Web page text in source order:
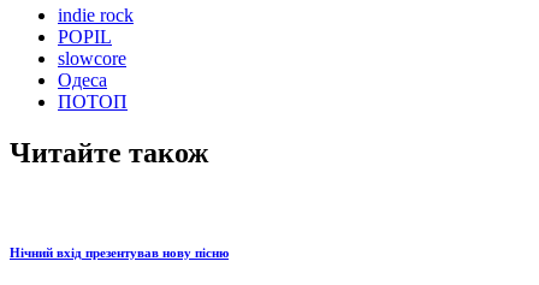
indie rock
POPIL
slowcore
Одеса
ПОТОП
Читайте також
Нічний вхід презентував нову пісню